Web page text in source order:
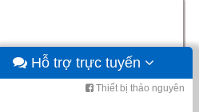
Hỗ trợ trực tuyến
Thiết bị thảo nguyên